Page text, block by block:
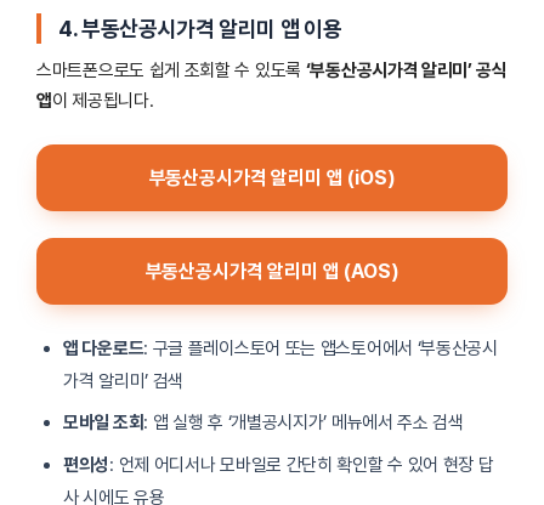
4. 부동산공시가격 알리미 앱 이용
스마트폰으로도 쉽게 조회할 수 있도록 ‘부동산공시가격 알리미’ 공식
앱이 제공됩니다.
부동산공시가격 알리미 앱 (iOS)
부동산공시가격 알리미 앱 (AOS)
앱 다운로드: 구글 플레이스토어 또는 앱스토어에서 ‘부동산공시
가격 알리미’ 검색
모바일 조회: 앱 실행 후 ‘개별공시지가’ 메뉴에서 주소 검색
편의성: 언제 어디서나 모바일로 간단히 확인할 수 있어 현장 답
사 시에도 유용